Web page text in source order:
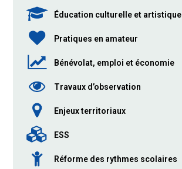
Éducation culturelle et artistique
Pratiques en amateur
Bénévolat, emploi et économie
Travaux d’observation
Enjeux territoriaux
ESS
Réforme des rythmes scolaires